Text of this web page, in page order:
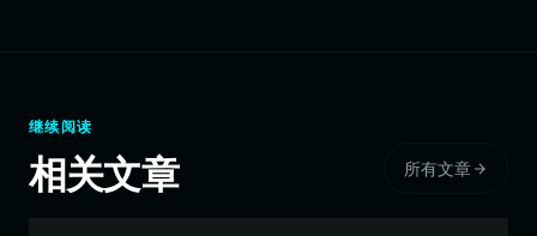
继续阅读
相关文章 所有文章